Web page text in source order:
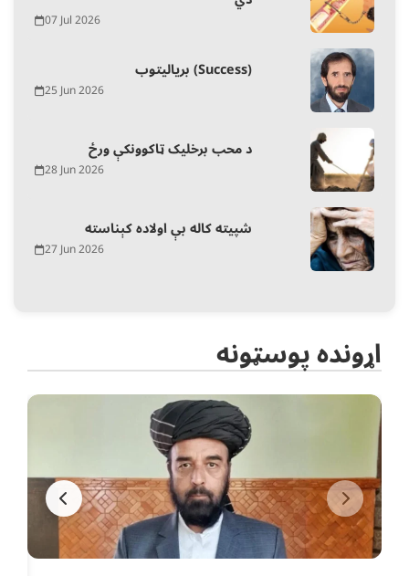
07 Jul 2026
بریالیتوب (Success)
25 Jun 2026
د محب برخلیک ټاکوونکې ورځ
28 Jun 2026
شپیته کاله بې اولاده کېناسته
27 Jun 2026
اړونده پوسټونه